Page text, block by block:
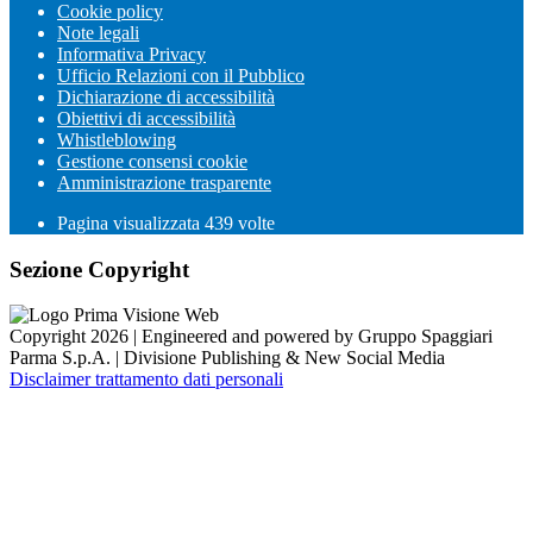
Cookie policy
Note legali
Informativa Privacy
Ufficio Relazioni con il Pubblico
Dichiarazione di accessibilità
Obiettivi di accessibilità
Whistleblowing
Gestione consensi cookie
Amministrazione trasparente
Pagina visualizzata 439 volte
Sezione Copyright
Copyright 2026 | Engineered and powered by Gruppo Spaggiari
Parma S.p.A. | Divisione Publishing & New Social Media
Disclaimer trattamento dati personali